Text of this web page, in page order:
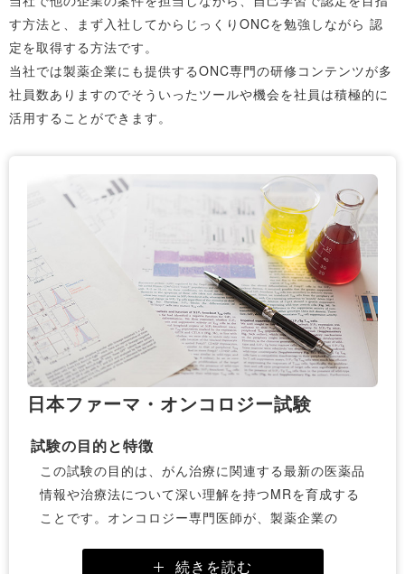
す方法と、まず入社してからじっくりONCを勉強しながら 認
定を取得する方法です。
当社では製薬企業にも提供するONC専門の研修コンテンツが多
社員数ありますのでそういったツールや機会を社員は積極的に
活用することができます。
日本ファーマ・オンコロジー試験
試験の目的と特徴
この試験の目的は、がん治療に関連する最新の医薬品
情報や治療法について深い理解を持つMRを育成する
ことです。オンコロジー専門医師が、製薬企業の
ものであり、ONCに携わる医師約20名によって、毎
続きを読む